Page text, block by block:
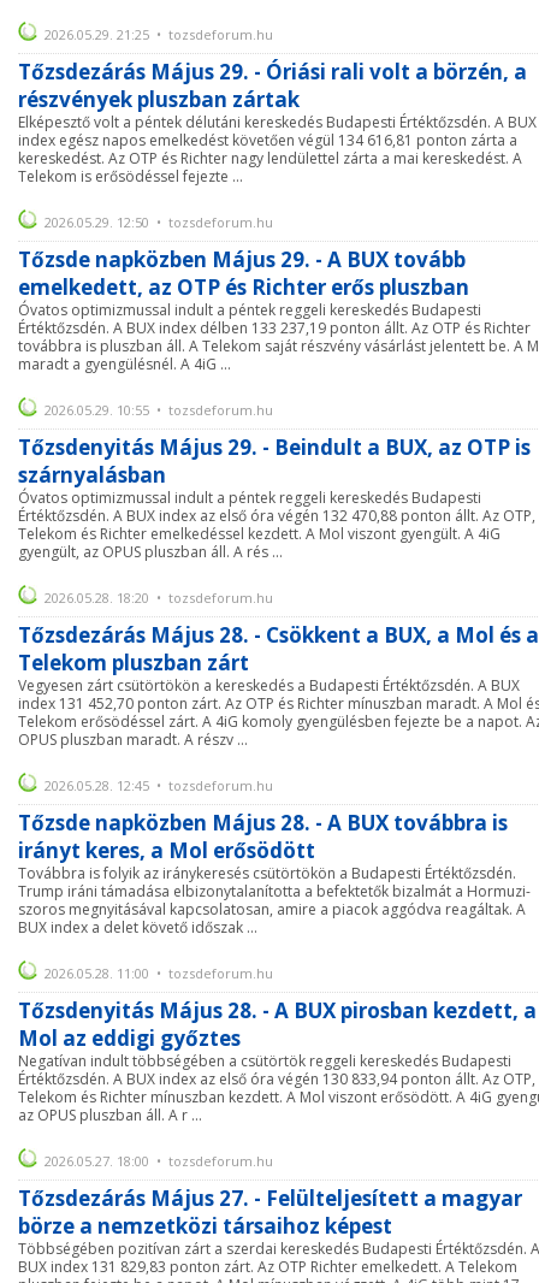
2026.05.29. 21:25 • tozsdeforum.hu
Tőzsdezárás Május 29. - Óriási rali volt a börzén, a
részvények pluszban zártak
Elképesztő volt a péntek délutáni kereskedés Budapesti Értéktőzsdén. A BUX
index egész napos emelkedést követően végül 134 616,81 ponton zárta a
kereskedést. Az OTP és Richter nagy lendülettel zárta a mai kereskedést. A
Telekom is erősödéssel fejezte ...
2026.05.29. 12:50 • tozsdeforum.hu
Tőzsde napközben Május 29. - A BUX tovább
emelkedett, az OTP és Richter erős pluszban
Óvatos optimizmussal indult a péntek reggeli kereskedés Budapesti
Értéktőzsdén. A BUX index délben 133 237,19 ponton állt. Az OTP és Richter
továbbra is pluszban áll. A Telekom saját részvény vásárlást jelentett be. A
maradt a gyengülésnél. A 4iG ...
2026.05.29. 10:55 • tozsdeforum.hu
Tőzsdenyitás Május 29. - Beindult a BUX, az OTP is
szárnyalásban
Óvatos optimizmussal indult a péntek reggeli kereskedés Budapesti
Értéktőzsdén. A BUX index az első óra végén 132 470,88 ponton állt. Az OTP,
Telekom és Richter emelkedéssel kezdett. A Mol viszont gyengült. A 4iG
gyengült, az OPUS pluszban áll. A rés ...
2026.05.28. 18:20 • tozsdeforum.hu
Tőzsdezárás Május 28. - Csökkent a BUX, a Mol és a
Telekom pluszban zárt
Vegyesen zárt csütörtökön a kereskedés a Budapesti Értéktőzsdén. A BUX
index 131 452,70 ponton zárt. Az OTP és Richter mínuszban maradt. A Mol
Telekom erősödéssel zárt. A 4iG komoly gyengülésben fejezte be a napot.
OPUS pluszban maradt. A részv ...
2026.05.28. 12:45 • tozsdeforum.hu
Tőzsde napközben Május 28. - A BUX továbbra is
irányt keres, a Mol erősödött
Továbbra is folyik az iránykeresés csütörtökön a Budapesti Értéktőzsdén.
Trump iráni támadása elbizonytalanította a befektetők bizalmát a Hormuzi-
szoros megnyitásával kapcsolatosan, amire a piacok aggódva reagáltak. A
BUX index a delet követő időszak ...
2026.05.28. 11:00 • tozsdeforum.hu
Tőzsdenyitás Május 28. - A BUX pirosban kezdett, a
Mol az eddigi győztes
Negatívan indult többségében a csütörtök reggeli kereskedés Budapesti
Értéktőzsdén. A BUX index az első óra végén 130 833,94 ponton állt. Az OTP,
Telekom és Richter mínuszban kezdett. A Mol viszont erősödött. A 4iG
az OPUS pluszban áll. A r ...
2026.05.27. 18:00 • tozsdeforum.hu
Tőzsdezárás Május 27. - Felülteljesített a magyar
börze a nemzetközi társaihoz képest
Többségében pozitívan zárt a szerdai kereskedés Budapesti Értéktőzsdén. A
BUX index 131 829,83 ponton zárt. Az OTP Richter emelkedett. A Telekom